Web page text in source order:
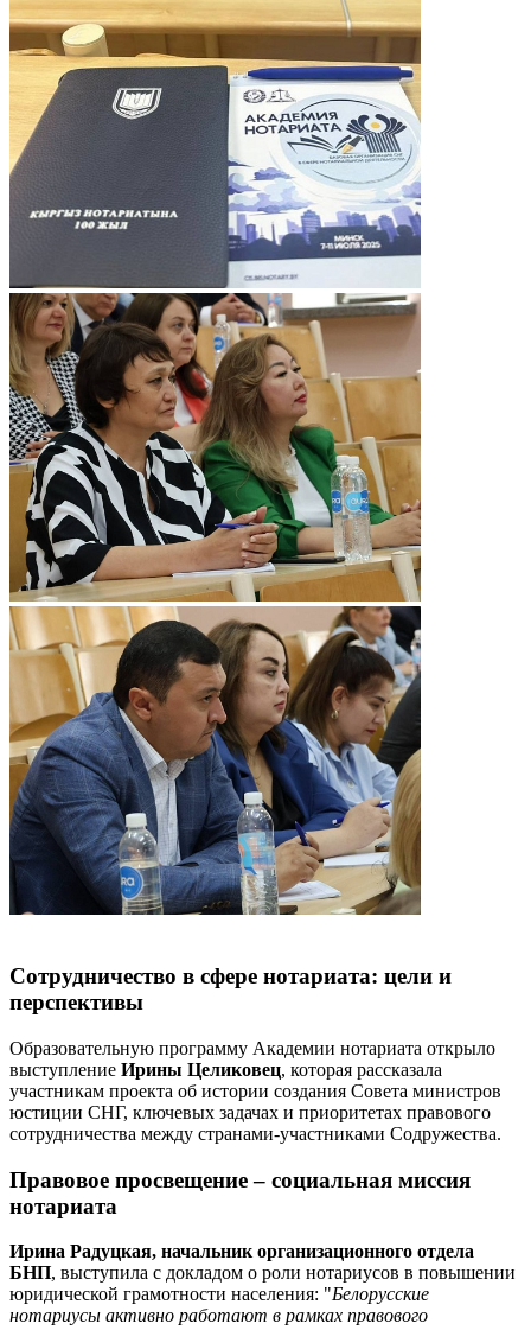
Сотрудничество в сфере нотариата: цели и
перспективы
Образовательную программу Академии нотариата открыло
выступление Ирины Целиковец, которая рассказала
участникам проекта об истории создания Совета министров
юстиции СНГ, ключевых задачах и приоритетах правового
сотрудничества между странами-участниками Содружества.
Правовое просвещение – социальная миссия
нотариата
Ирина Радуцкая, начальник организационного отдела
БНП, выступила с докладом о роли нотариусов в повышении
юридической грамотности населения: "Белорусские
нотариусы активно работают в рамках правового